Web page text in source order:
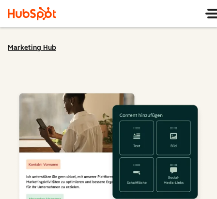
Marketing Hub